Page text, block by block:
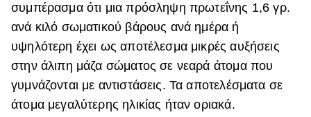
συμπέρασμα ότι μια πρόσληψη πρωτεΐνης 1,6 γρ.
ανά κιλό σωματικού βάρους ανά ημέρα ή
υψηλότερη έχει ως αποτέλεσμα μικρές αυξήσεις
στην άλιπη μάζα σώματος σε νεαρά άτομα που
γυμνάζονται με αντιστάσεις. Τα αποτελέσματα σε
άτομα μεγαλύτερης ηλικίας ήταν οριακά.